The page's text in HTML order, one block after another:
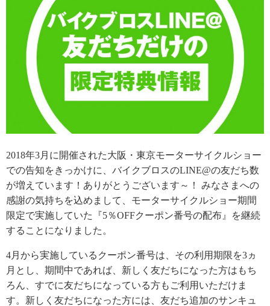
2018年3月に開催された大阪・東京モーターサイクルショー
での告知をきっかけに、バイクブロスのLINE@の友だち数
が増えています！ありがとうございます～！ みなさまへの
感謝の気持ちを込めまして、モーターサイクルショー期間
限定で実施していた『5％OFFクーポン番号の配布』を継続
することになりました。
4月から実施しているクーポン番号は、その利用期限を3ヵ
月とし、期間中であれば、新しく友だちになった方はもち
ろん、すでに友だちになっている方もご利用いただけま
す。新しく友だちになった方には、友だち追加のサンキュ